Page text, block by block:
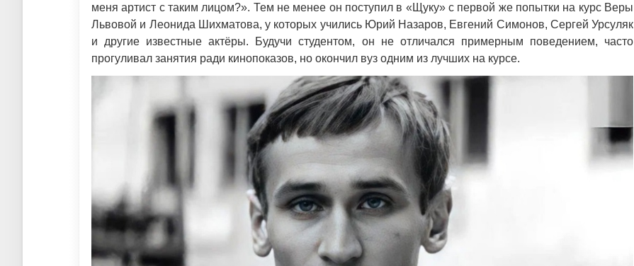
меня артист с таким лицом?». Тем не менее он поступил в «Щуку» с первой же попытки на курс Веры
Львовой и Леонида Шихматова, у которых учились Юрий Назаров, Евгений Симонов, Сергей Урсуляк
и другие известные актёры. Будучи студентом, он не отличался примерным поведением, часто
прогуливал занятия ради кинопоказов, но окончил вуз одним из лучших на курсе.